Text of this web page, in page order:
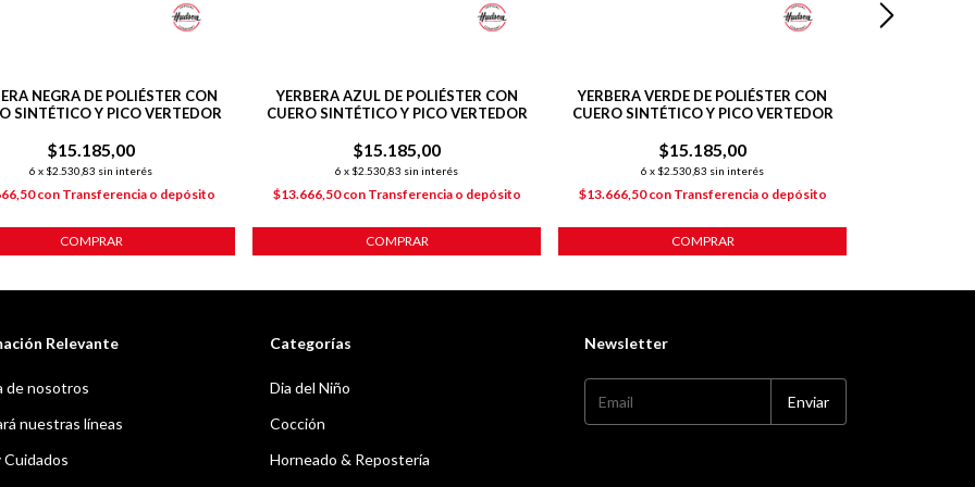
NEGRA DE POLIÉSTER CON
SINTÉTICO Y PICO VERTEDOR
$15.185,00
6 x $2.530,83 sin interés
con Transferencia o depósito
COMPRAR
YERBERA AZUL DE POLIÉSTER CON
CUERO SINTÉTICO Y PICO VERTEDOR
$15.185,00
6 x $2.530,83 sin interés
$13.666,50con Transferencia o depósito
COMPRAR
YERBERA VERDE DE POLIÉSTER CON
CUERO SINTÉTICO Y PICO VERTEDOR
$15.185,00
6 x $2.530,83 sin interés
$13.666,50con Transferencia o depósito
COMPRAR
Relevante
de nosotros
nuestras líneas
Cuidados
Categorías
Dia del Niño
Cocción
Horneado & Repostería
Newsletter